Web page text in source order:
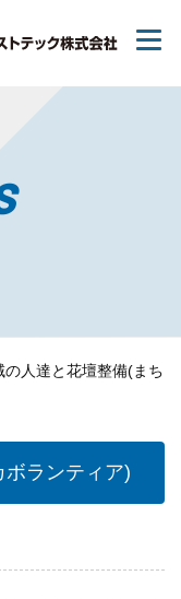
いて
の人達と花壇整備(まち
ランティア)